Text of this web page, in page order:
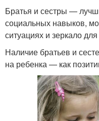
Братья и сестры —
социальных навыков,
ситуациях и зеркало
Наличие братьев и
на ребенка — как